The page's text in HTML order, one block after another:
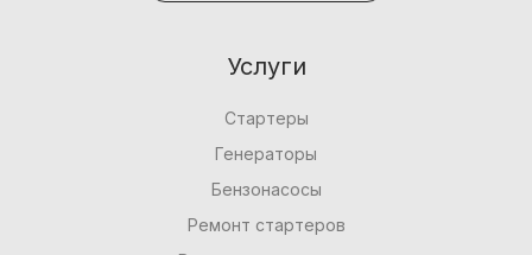
Услуги
Стартеры
Генераторы
Бензонасосы
Ремонт стартеров